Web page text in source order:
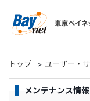
トップ > ユーザー・
メンテナンス情報